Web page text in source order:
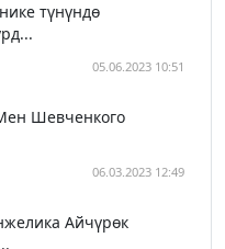
түнүндө
05.06.2023 10:51
Шевченкого
06.03.2023 12:49
Айчүрөк